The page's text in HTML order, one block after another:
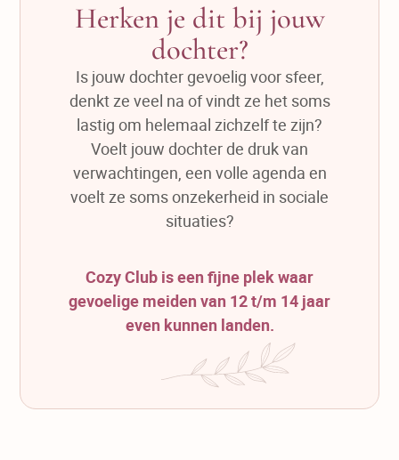
Herken je dit bij jouw
dochter?
Is jouw dochter gevoelig voor sfeer,
denkt ze veel na of vindt ze het soms
lastig om helemaal zichzelf te zijn?
Voelt jouw dochter de druk van
verwachtingen, een volle agenda en
voelt ze soms onzekerheid in sociale
situaties?
Cozy Club is een fijne plek waar
gevoelige meiden van 12 t/m 14 jaar
even kunnen landen.